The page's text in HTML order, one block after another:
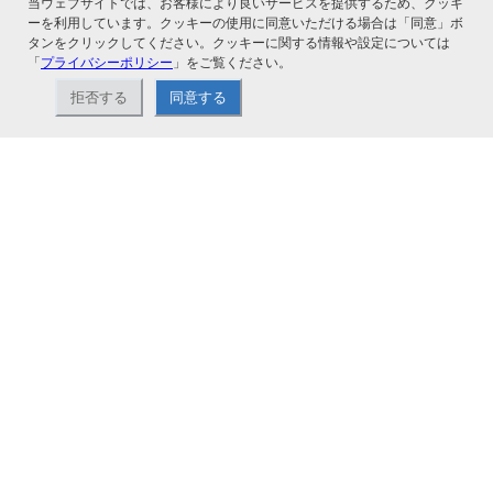
ーを利用しています。クッキーの使用に同意いただける場合は「同意」ボ
タンをクリックしてください。クッキーに関する情報や設定については
「プライバシーポリシー 」をご覧ください。
拒否する 同意する